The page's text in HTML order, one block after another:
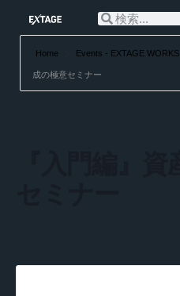
Home Events - EXTAGE WORKS
成の極意セミナー